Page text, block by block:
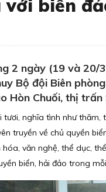
biển
2 ngày (19 và 20/
Bộ đội Biên
Hòn Chuối, thị
tươi, nghĩa tình như
truyền về chủ quyền
văn nghệ, thể dục,
biển, hải đảo trong